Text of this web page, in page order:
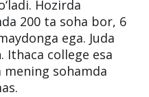
Hozirda
200 ta soha bor, 6
ega. Juda
Ithaca college esa
sohamda